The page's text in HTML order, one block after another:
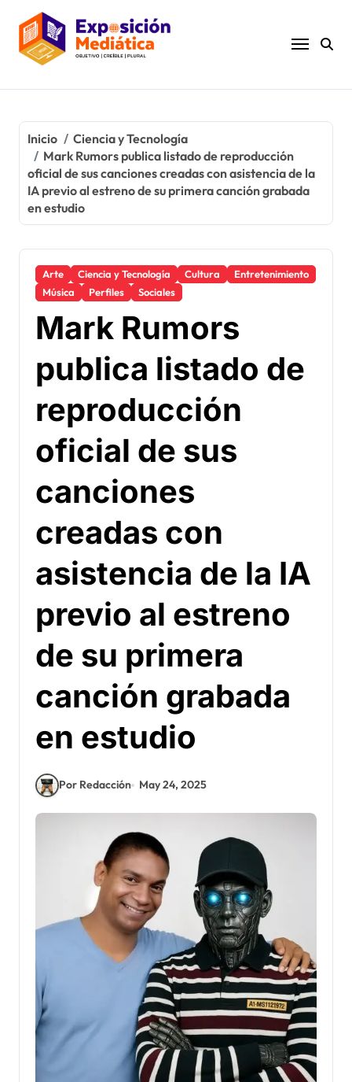
contenido
Inicio
Ciencia y Tecnología
Mark Rumors publica listado de reproducción
oficial de sus canciones creadas con asistencia de la
IA previo al estreno de su primera canción grabada
en estudio
Arte Ciencia y Tecnología Cultura
Entretenimiento
Música
Perfiles Sociales
Mark Rumors
publica listado de
reproducción
oficial de sus
canciones
creadas con
asistencia de la IA
previo al estreno
de su primera
canción grabada
en estudio
Por Redacción May 24, 2025